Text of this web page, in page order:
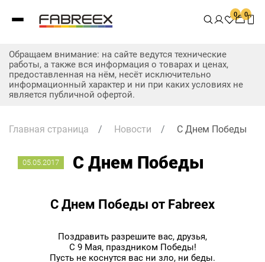
0 0
Обращаем внимание: на сайте ведутся технические
работы, а также вся информация о товарах и ценах,
предоставленная на нём, несёт исключительно
информационный характер и ни при каких условиях не
является публичной офертой.
Главная страница / Новости / С Днем Победы
05.05.2017 С Днем Победы
С Днем Победы от Fabreex
Поздравить разрешите вас, друзья,
С 9 Мая, праздником Победы!
Пусть не коснутся вас ни зло, ни беды.